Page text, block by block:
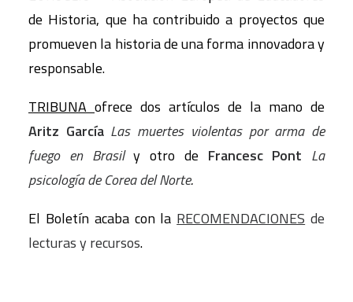
de Historia, que ha contribuido a proyectos que
promueven la historia de una forma innovadora y
responsable.
TRIBUNA ofrece dos artículos de la mano de
Aritz García Las muertes violentas por arma de
fuego en Brasily otro de Francesc Pont La
psicología de Corea del Norte.
El Boletín acaba con la RECOMENDACIONES de
lecturas y recursos.